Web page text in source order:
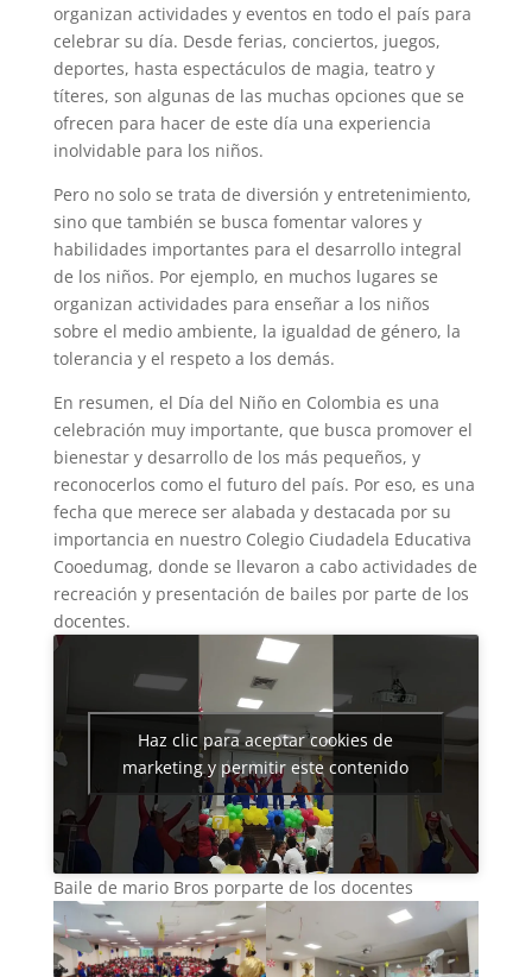
organizan actividades y eventos en todo el país para
celebrar su día. Desde ferias, conciertos, juegos,
deportes, hasta espectáculos de magia, teatro y
títeres, son algunas de las muchas opciones que se
ofrecen para hacer de este día una experiencia
inolvidable para los niños.
Pero no solo se trata de diversión y entretenimiento,
sino que también se busca fomentar valores y
habilidades importantes para el desarrollo integral
de los niños. Por ejemplo, en muchos lugares se
organizan actividades para enseñar a los niños
sobre el medio ambiente, la igualdad de género, la
tolerancia y el respeto a los demás.
En resumen, el Día del Niño en Colombia es una
celebración muy importante, que busca promover el
bienestar y desarrollo de los más pequeños, y
reconocerlos como el futuro del país. Por eso, es una
fecha que merece ser alabada y destacada por su
importancia en nuestro Colegio Ciudadela Educativa
Cooedumag, donde se llevaron a cabo actividades de
recreación y presentación de bailes por parte de los
docentes.
Haz clic para aceptar cookies de
marketing y permitir este contenido
Baile de mario Bros porparte de los docentes